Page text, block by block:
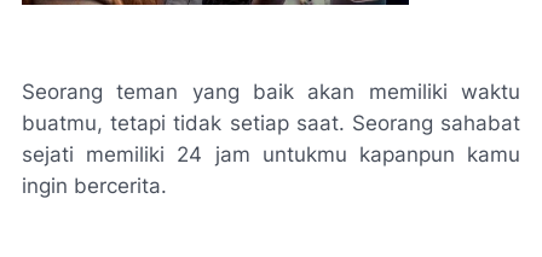
Seorang teman yang baik akan memiliki waktu
buatmu, tetapi tidak setiap saat. Seorang sahabat
sejati memiliki 24 jam untukmu kapanpun kamu
ingin bercerita.